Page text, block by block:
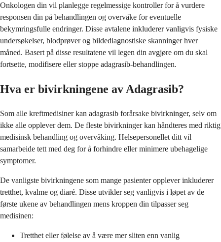
Onkologen din vil planlegge regelmessige kontroller for å vurdere
responsen din på behandlingen og overvåke for eventuelle
bekymringsfulle endringer. Disse avtalene inkluderer vanligvis fysiske
undersøkelser, blodprøver og bildediagnostiske skanninger hver
måned. Basert på disse resultatene vil legen din avgjøre om du skal
fortsette, modifisere eller stoppe adagrasib-behandlingen.
Hva er bivirkningene av Adagrasib?
Som alle kreftmedisiner kan adagrasib forårsake bivirkninger, selv om
ikke alle opplever dem. De fleste bivirkninger kan håndteres med riktig
medisinsk behandling og overvåking. Helsepersonellet ditt vil
samarbeide tett med deg for å forhindre eller minimere ubehagelige
symptomer.
De vanligste bivirkningene som mange pasienter opplever inkluderer
tretthet, kvalme og diaré. Disse utvikler seg vanligvis i løpet av de
første ukene av behandlingen mens kroppen din tilpasser seg
medisinen:
Tretthet eller følelse av å være mer sliten enn vanlig